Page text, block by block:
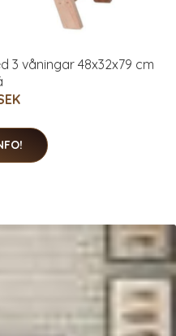
3 våningar 48x32x79 cm